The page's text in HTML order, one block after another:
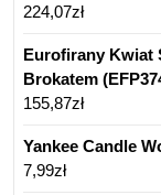
224,07zł
Eurofirany Kwiat
Brokatem
155,87zł
Yankee Candle
7,99zł